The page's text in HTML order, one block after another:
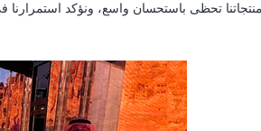
تحظى باستحسان واسع، ونؤكد استمرارنا